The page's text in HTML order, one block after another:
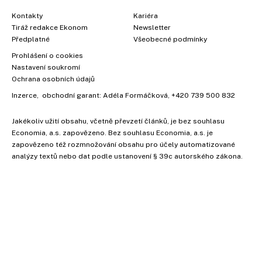
Kontakty
Tiráž redakce Ekonom
Předplatné
Kariéra
Newsletter
Všeobecné podmínky
Prohlášení o cookies
Nastavení soukromí
Ochrana osobních údajů
Inzerce , obchodní garant: Adéla Formáčková +420 739 500 832
Jakékoliv užití obsahu, včetně převzetí článků, je bez souhlasu
Economia, a.s. zapovězeno. Bez souhlasu Economia, a.s. je
zapovězeno též rozmnožování obsahu pro účely automatizované
analýzy textů nebo dat podle ustanovení § 39c autorského zákona.